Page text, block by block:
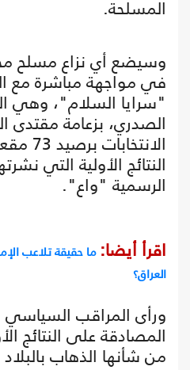
المسلحة.
وسيضع أي نزاع مسلح
في مواجهة مباشرة مع
"سرايا السلام"، وهي
الصدري، بزعامة مقتدى
النتائج الأولية التي
الرسمية "واع".
اقرأ أيضا: ما حقيقة تلاعب
العراق؟
ورأى المراقب السياسي
المصادقة على النتائج
من شأنها الذهاب